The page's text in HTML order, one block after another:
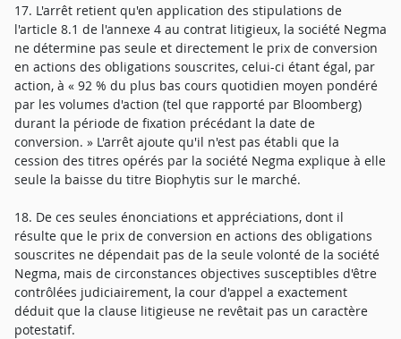
17. L'arrêt retient qu'en application des stipulations de
l'article 8.1 de l'annexe 4 au contrat litigieux, la société Negma
ne détermine pas seule et directement le prix de conversion
en actions des obligations souscrites, celui-ci étant égal, par
action, à « 92 % du plus bas cours quotidien moyen pondéré
par les volumes d'action (tel que rapporté par Bloomberg)
durant la période de fixation précédant la date de
conversion. » L'arrêt ajoute qu'il n'est pas établi que la
cession des titres opérés par la société Negma explique à elle
seule la baisse du titre Biophytis sur le marché.
18. De ces seules énonciations et appréciations, dont il
résulte que le prix de conversion en actions des obligations
souscrites ne dépendait pas de la seule volonté de la société
Negma, mais de circonstances objectives susceptibles d'être
contrôlées judiciairement, la cour d'appel a exactement
déduit que la clause litigieuse ne revêtait pas un caractère
potestatif.